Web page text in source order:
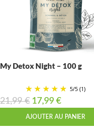
My Detox Night – 100 g
5/5 (1)
21,99€ 17,99 €
AJOUTER AU PANIER